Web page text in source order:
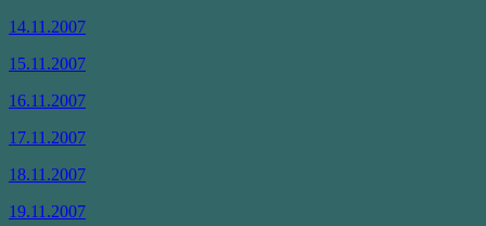
14.11.2007
15.11.2007
16.11.2007
17.11.2007
18.11.2007
19.11.2007